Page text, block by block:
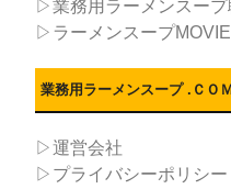
▷業務用ラーメンスー
▷ラーメンスープMOVIE
業務用ラーメンスープ .ＣＯ
▷運営会社
▷プライバシーポリシー